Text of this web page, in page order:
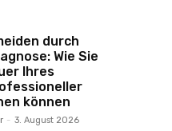
durch
Wie Sie
Ihres
können
- 3. August 2026